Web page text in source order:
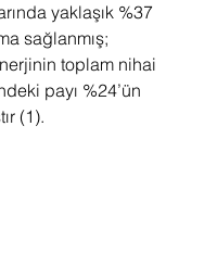
yaklaşık %37
sağlanmış;
toplam nihai
payı %24’ün
(1).